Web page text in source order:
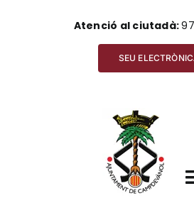
Atenció al ciutadà:
SEU